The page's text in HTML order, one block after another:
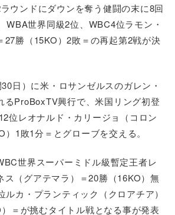
ウンドにダウンを奪う健闘の末に8回
WBA世界同級2位、WBC4位ラモン・
27勝（15KO）2敗＝の再起第2戦が決
日）に米・ロサンゼルスのガレン・
るProBoxTV興行で、米国リング初登
位レオナルド・カリージョ（コロン
）1敗1分＝とグローブを交える。
世界スーパーミドル級暫定王者レ
ス（グアテマラ）＝20勝（16KO）無
ルカ・プランティック（クロアチア）
＝が挑むタイトル戦となる事が発表